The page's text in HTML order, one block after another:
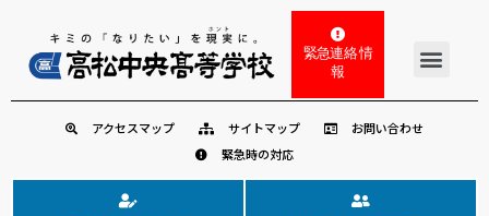
緊急連絡 情
報
アクセスマップ サイトマップ
お問い合わせ
緊急時の対応